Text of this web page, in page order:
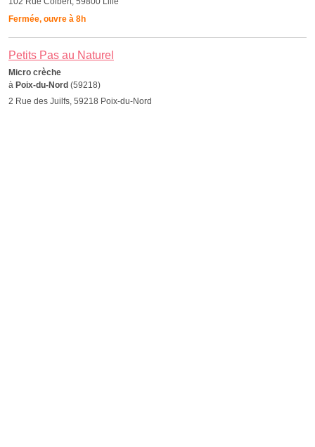
Fermée, ouvre à 8h
Petits Pas au Naturel
Micro crèche
à Poix-du-Nord (59218)
2 Rue des Juilfs, 59218 Poix-du-Nord